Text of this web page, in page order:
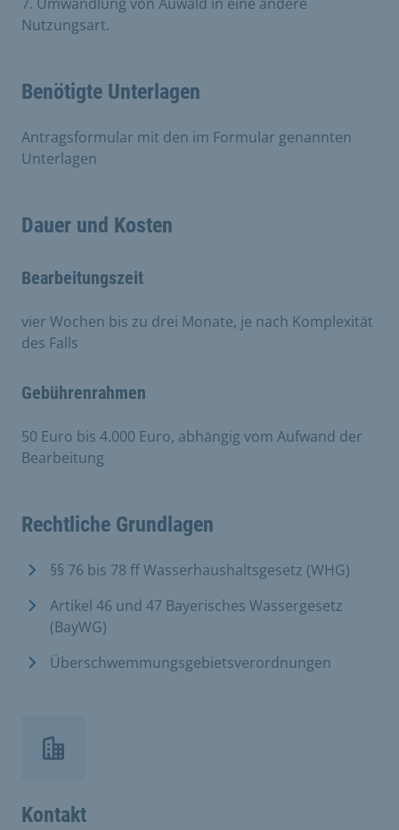
Nutzungsart.
Benötigte Unterlagen
Antragsformular mit den im Formular genannten
Unterlagen
Dauer und Kosten
Bearbeitungszeit
vier Wochen bis zu drei Monate, je nach Komplexität
des Falls
Gebührenrahmen
50 Euro bis 4.000 Euro, abhängig vom Aufwand der
Bearbeitung
Rechtliche Grundlagen
§§ 76 bis 78 ff Wasserhaushaltsgesetz (WHG)
Artikel 46 und 47 Bayerisches Wassergesetz
(BayWG)
Überschwemmungsgebietsverordnungen
Kontakt